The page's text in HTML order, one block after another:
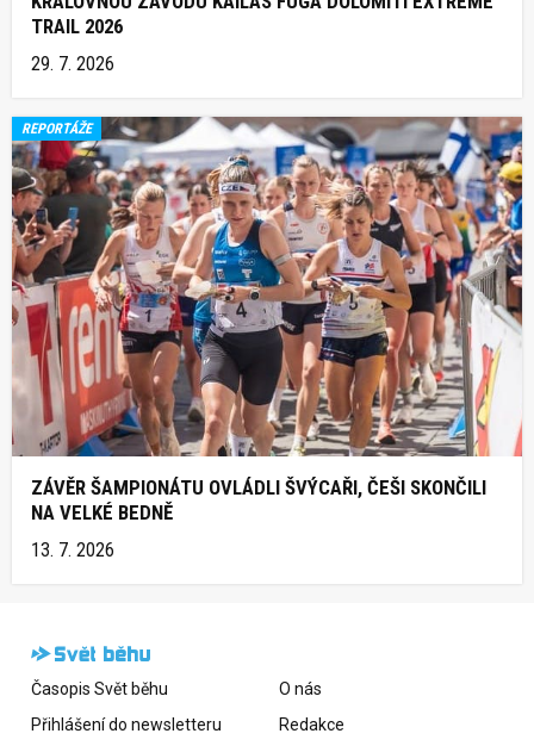
TRAIL 2026
29. 7. 2026
REPORTÁŽE
ZÁVĚR ŠAMPIONÁTU OVLÁDLI ŠVÝCAŘI, ČEŠI SKONČILI
NA VELKÉ BEDNĚ
13. 7. 2026
Časopis Svět běhu
Přihlášení do newsletteru
O nás
Redakce